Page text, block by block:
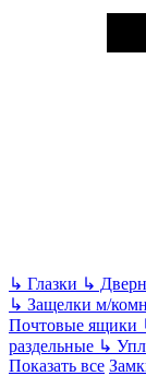
↳ Глазки ↳
↳ Защелки м/
Почтовые ящики
раздельные ↳
Показать все